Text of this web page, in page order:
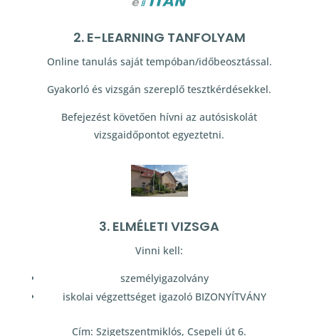
2. E-LEARNING TANFOLYAM
Online tanulás saját tempóban/időbeosztással.
Gyakorló és vizsgán szereplő tesztkérdésekkel.
Befejezést követően hívni az autósiskolát
vizsgaidőpontot egyeztetni.
3. ELMÉLETI VIZSGA
Vinni kell:
személyigazolvány
iskolai végzettséget igazoló BIZONYÍTVÁNY
Cím: Szigetszentmiklós, Csepeli út 6.